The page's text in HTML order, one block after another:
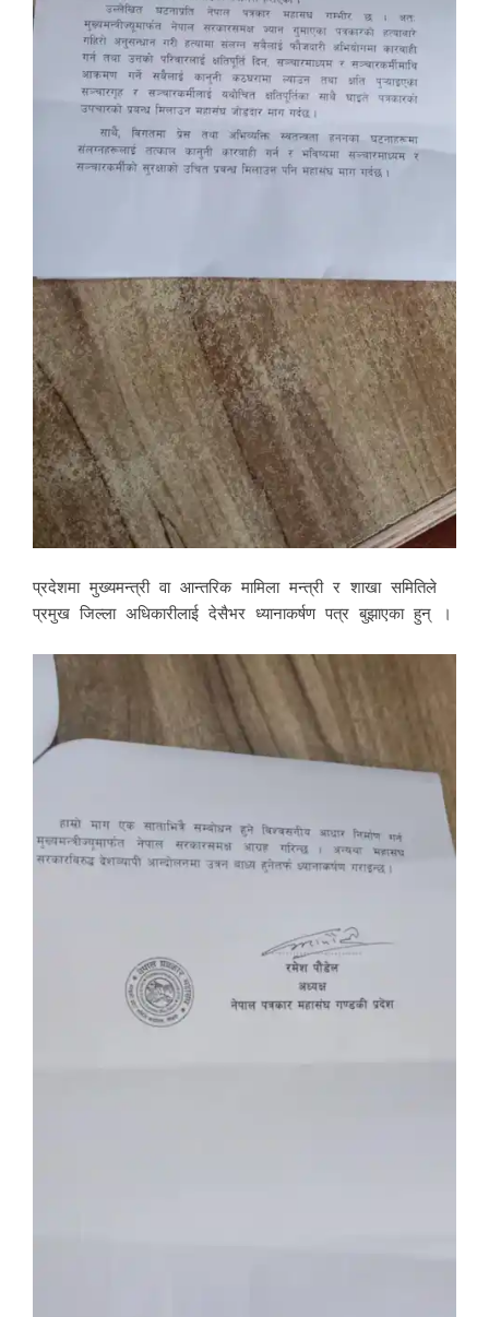
प्रदेशमा मुख्यमन्त्री वा आन्तरिक मामिला मन्त्री र शाखा समितिले
प्रमुख जिल्ला अधिकारीलाई देसैभर ध्यानाकर्षण पत्र बुझाएका हुन् ।